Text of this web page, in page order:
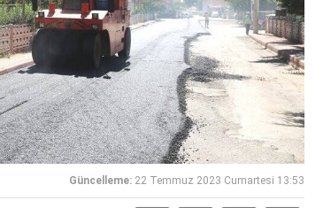
Güncelleme: 22 Temmuz 2023 Cumartesi 13:53